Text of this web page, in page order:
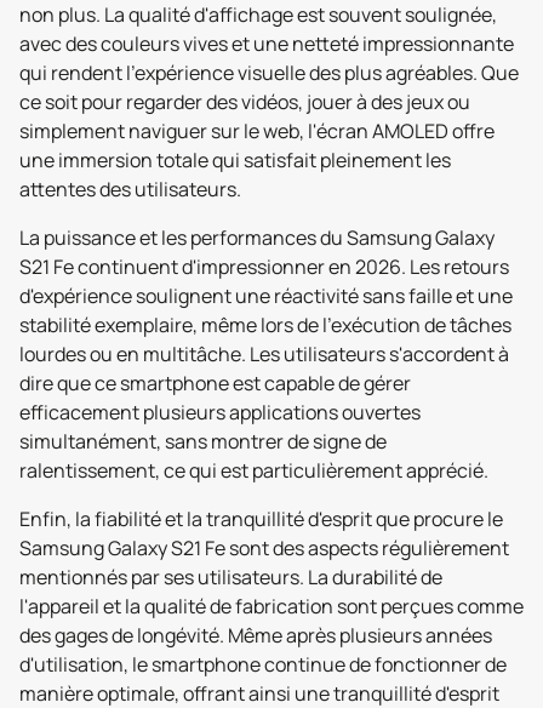
non plus. La qualité d'affichage est souvent soulignée,
avec des couleurs vives et une netteté impressionnante
qui rendent l'expérience visuelle des plus agréables. Que
ce soit pour regarder des vidéos, jouer à des jeux ou
simplement naviguer sur le web, l'écran AMOLED offre
une immersion totale qui satisfait pleinement les
attentes des utilisateurs.
La puissance et les performances du Samsung Galaxy
S21 Fe continuent d'impressionner en 2026. Les retours
d'expérience soulignent une réactivité sans faille et une
stabilité exemplaire, même lors de l'exécution de tâches
lourdes ou en multitâche. Les utilisateurs s'accordent à
dire que ce smartphone est capable de gérer
efficacement plusieurs applications ouvertes
simultanément, sans montrer de signe de
ralentissement, ce qui est particulièrement apprécié.
Enfin, la fiabilité et la tranquillité d'esprit que procure le
Samsung Galaxy S21 Fe sont des aspects régulièrement
mentionnés par ses utilisateurs. La durabilité de
l'appareil et la qualité de fabrication sont perçues comme
des gages de longévité. Même après plusieurs années
d'utilisation, le smartphone continue de fonctionner de
manière optimale, offrant ainsi une tranquillité d'esprit